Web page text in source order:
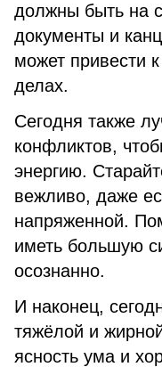
должны быть на
документы и
может привести
делах.
Сегодня также
конфликтов,
энергию.
вежливо, даже
напряженной.
иметь большую
осознанно.
И наконец,
тяжёлой и
ясность ума и